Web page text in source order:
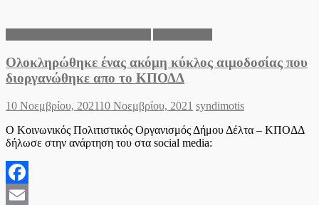
Ολοκληρώθηκε ένας ακόμη κύκλος αιμοδοσίας που
διοργανώθηκε απο το ΚΠΟΔΔ
Posted
10 Νοεμβρίου, 202110 Νοεμβρίου, 2021 Author
syndimotis
Ο Κοινωνικός Πολιτιστικός Οργανισμός Δήμου Δέλτα – ΚΠΟΔΔ
δήλωσε στην ανάρτηση του στα social media:
Facebook